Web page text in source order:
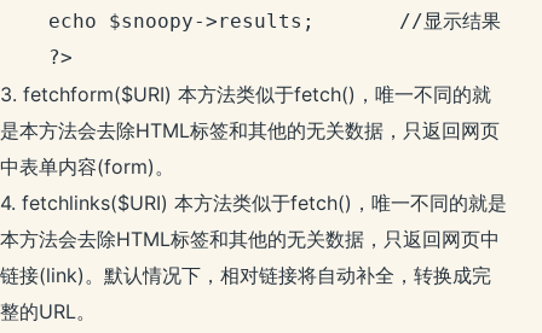
3. fetchform($URI) 本方法类似于fetch()，唯一不同的就
是本方法会去除HTML标签和其他的无关数据，只返回网页
中表单内容(form)。
4. fetchlinks($URI) 本方法类似于fetch()，唯一不同的就是
本方法会去除HTML标签和其他的无关数据，只返回网页中
链接(link)。默认情况下，相对链接将自动补全，转换成完
整的URL。